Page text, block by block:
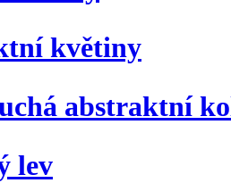
květiny
abstraktní
lev